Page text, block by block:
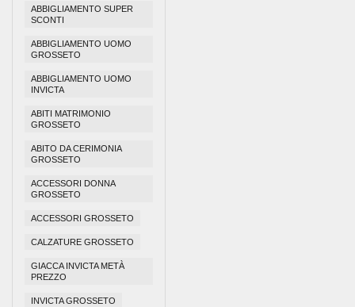
ABBIGLIAMENTO SUPER
SCONTI
ABBIGLIAMENTO UOMO
GROSSETO
ABBIGLIAMENTO UOMO
INVICTA
ABITI MATRIMONIO
GROSSETO
ABITO DA CERIMONIA
GROSSETO
ACCESSORI DONNA
GROSSETO
ACCESSORI GROSSETO
CALZATURE GROSSETO
GIACCA INVICTA METÀ
PREZZO
INVICTA GROSSETO